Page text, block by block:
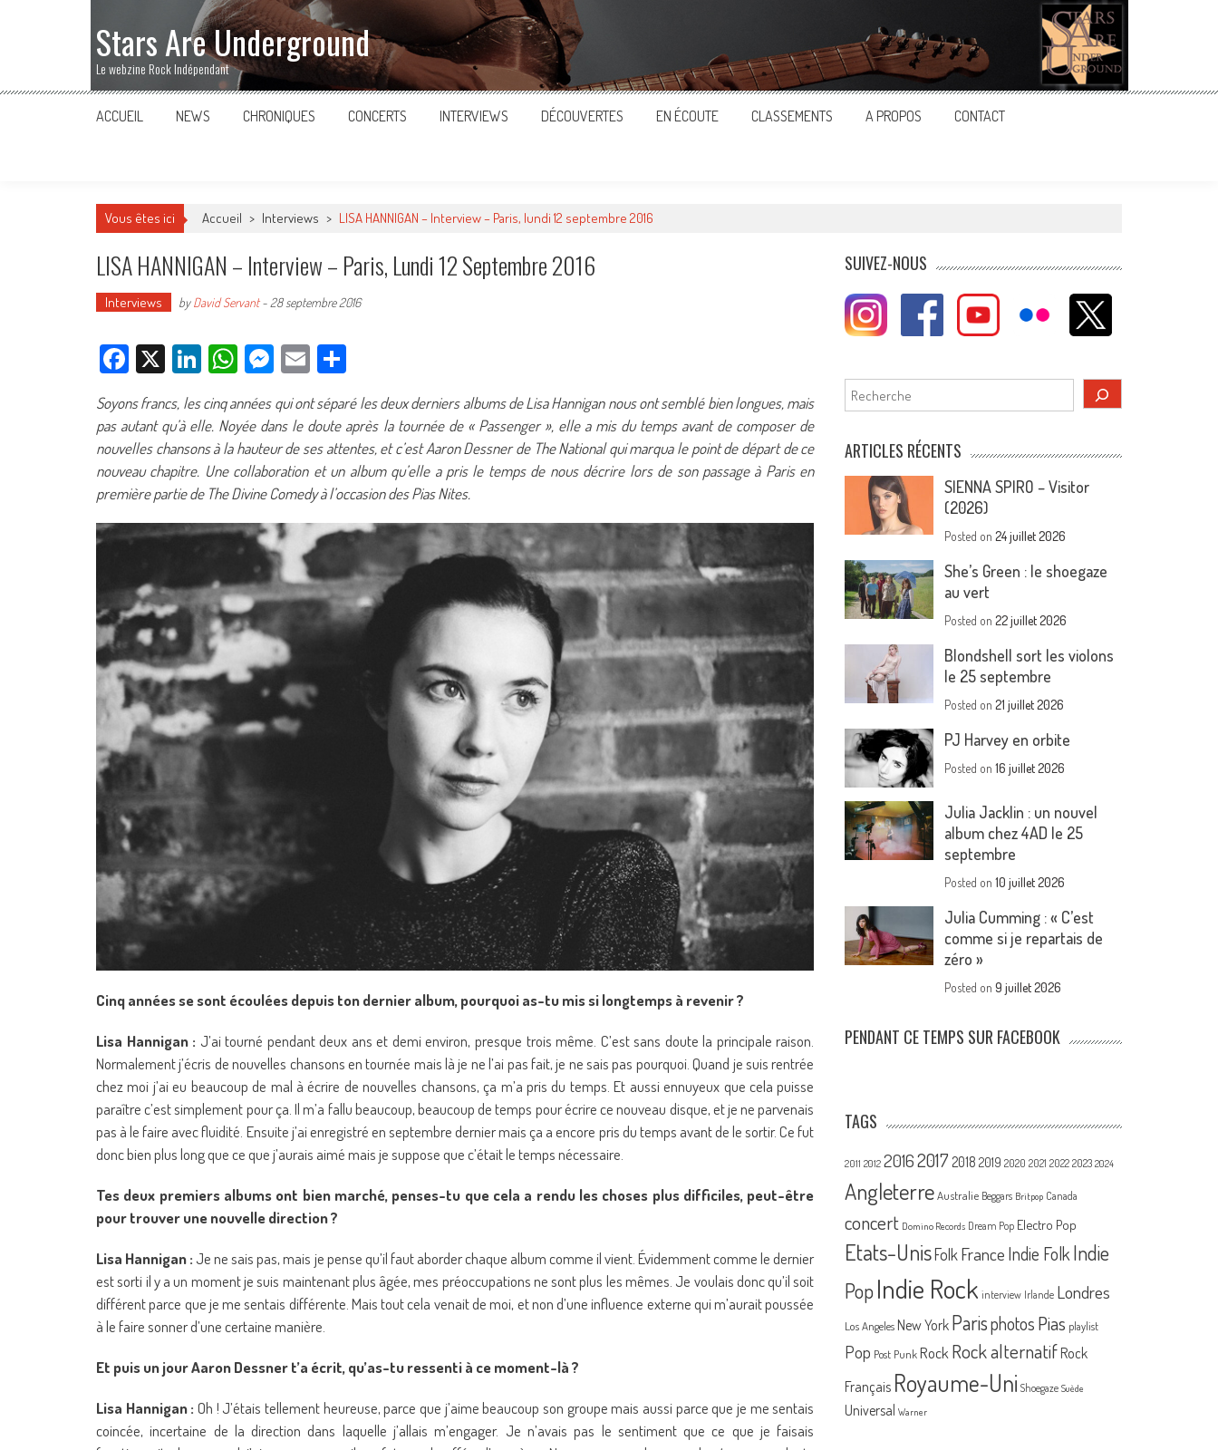
Stars Are Underground
Le webzine Rock Indépendant
ACCUEIL NEWS CHRONIQUES CONCERTS INTERVIEWS DÉCOUVERTES EN ÉCOUTE CLASSEMENTS A PROPOS CONTACT
Vous êtes ici Accueil > Interviews > LISA HANNIGAN – Interview – Paris, lundi 12 septembre 2016
LISA HANNIGAN – Interview – Paris, Lundi 12 Septembre 2016
Interviews byDavid Servant- 28 septembre 2016
Facebook
X LinkedIn
WhatsApp
Messenger
Email
Soyons francs, les cinq années qui ont séparé les deux derniers albums de Lisa Hannigan nous ont semblé bien longues, mais
pas autant qu’à elle. Noyée dans le doute après la tournée de « Passenger », elle a mis du temps avant de composer de
nouvelles chansons à la hauteur de ses attentes, et c’est Aaron Dessner de The National qui marqua le point de départ de ce
nouveau chapitre. Une collaboration et un album qu’elle a pris le temps de nous décrire lors de son passage à Paris en
première partie de The Divine Comedy à l’occasion des Pias Nites.
Cinq années se sont écoulées depuis ton dernier album, pourquoi as-tu mis si longtemps à revenir ?
Lisa Hannigan : J’ai tourné pendant deux ans et demi environ, presque trois même. C’est sans doute la principale raison.
Normalement j’écris de nouvelles chansons en tournée mais là je ne l’ai pas fait, je ne sais pas pourquoi. Quand je suis rentrée
chez moi j’ai eu beaucoup de mal à écrire de nouvelles chansons, ça m’a pris du temps. Et aussi ennuyeux que cela puisse
paraître c’est simplement pour ça. Il m’a fallu beaucoup, beaucoup de temps pour écrire ce nouveau disque, et je ne parvenais
pas à le faire avec fluidité. Ensuite j’ai enregistré en septembre dernier mais ça a encore pris du temps avant de le sortir. Ce fut
donc bien plus long que ce que j’aurais aimé mais je suppose que c’était le temps nécessaire.
Tes deux premiers albums ont bien marché, penses-tu que cela a rendu les choses plus difficiles, peut-être
pour trouver une nouvelle direction ?
Lisa Hannigan : Je ne sais pas, mais je pense qu’il faut aborder chaque album comme il vient. Évidemment comme le dernier
est sorti il y a un moment je suis maintenant plus âgée, mes préoccupations ne sont plus les mêmes. Je voulais donc qu’il soit
différent parce que je me sentais différente. Mais tout cela venait de moi, et non d’une influence externe qui m’aurait poussée
à le faire sonner d’une certaine manière.
Et puis un jour Aaron Dessner t’a écrit, qu’as-tu ressenti à ce moment-là ?
Lisa Hannigan : Oh ! J’étais tellement heureuse, parce que j’aime beaucoup son groupe mais aussi parce que je me sentais
coincée, incertaine de la direction dans laquelle j’allais m’engager. Je n’avais pas le sentiment que ce que je faisais
SUIVEZ-NOUS
Rechercher
ARTICLES RÉCENTS
SIENNA SPIRO – Visitor
(2026)
Posted on24 juillet 2026
She’s Green : le shoegaze
au vert
Posted on22 juillet 2026
Blondshell sort les violons
le 25 septembre
Posted on21 juillet 2026
PJ Harvey en orbite
Posted on16 juillet 2026
Julia Jacklin : un nouvel
album chez 4AD le 25
septembre
Posted on10 juillet 2026
Julia Cumming : « C’est
comme si je repartais de
zéro »
Posted on9 juillet 2026
PENDANT CE TEMPS SUR FACEBOOK
TAGS
2011 2012 20162017 2018 2019 2020 2021 2022 2023 2024
Angleterre Australie Beggars Britpop Canada
concert Domino Records Dream Pop Electro Pop
Etats-UnisFolk France Indie FolkIndie
PopIndie Rock interview Irlande Londres
Los Angeles New York Parisphotos Pias playlist
Pop Post Punk Rock Rock alternatif Rock
Français Royaume-Uni Shoegaze Suède
Universal Warner